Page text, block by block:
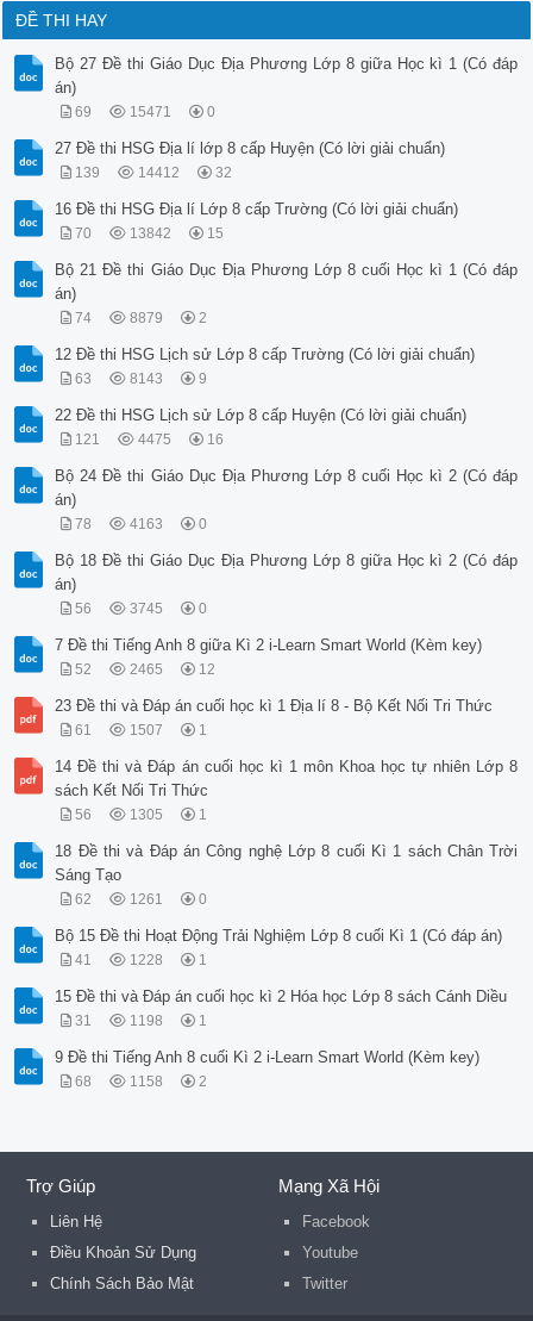
ĐỀ THI HAY
Bộ 27 Đề thi Giáo Dục Địa Phương Lớp 8 giữa Học kì 1 (Có đáp
án)
69 15471 0
27 Đề thi HSG Địa lí lớp 8 cấp Huyện (Có lời giải chuẩn)
139 14412 32
16 Đề thi HSG Địa lí Lớp 8 cấp Trường (Có lời giải chuẩn)
70 13842 15
Bộ 21 Đề thi Giáo Dục Địa Phương Lớp 8 cuối Học kì 1 (Có đáp
án)
74 8879 2
12 Đề thi HSG Lịch sử Lớp 8 cấp Trường (Có lời giải chuẩn)
63 8143 9
22 Đề thi HSG Lịch sử Lớp 8 cấp Huyện (Có lời giải chuẩn)
121 4475 16
Bộ 24 Đề thi Giáo Dục Địa Phương Lớp 8 cuối Học kì 2 (Có đáp
án)
78 4163 0
Bộ 18 Đề thi Giáo Dục Địa Phương Lớp 8 giữa Học kì 2 (Có đáp
án)
56 3745 0
7 Đề thi Tiếng Anh 8 giữa Kì 2 i-Learn Smart World (Kèm key)
52 2465 12
23 Đề thi và Đáp án cuối học kì 1 Địa lí 8 - Bộ Kết Nối Tri Thức
61 1507 1
14 Đề thi và Đáp án cuối học kì 1 môn Khoa học tự nhiên Lớp 8
sách Kết Nối Tri Thức
56 1305 1
18 Đề thi và Đáp án Công nghệ Lớp 8 cuối Kì 1 sách Chân Trời
Sáng Tạo
62 1261 0
Bộ 15 Đề thi Hoạt Động Trải Nghiệm Lớp 8 cuối Kì 1 (Có đáp án)
41 1228 1
15 Đề thi và Đáp án cuối học kì 2 Hóa học Lớp 8 sách Cánh Diều
31 1198 1
9 Đề thi Tiếng Anh 8 cuối Kì 2 i-Learn Smart World (Kèm key)
68 1158 2
Trợ Giúp
Liên Hệ
Điều Khoản Sử Dụng
Chính Sách Bảo Mật
Mạng Xã Hội
Facebook
Youtube
Twitter